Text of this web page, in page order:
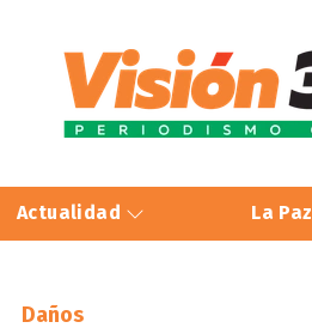
Actualidad La Paz
Daños